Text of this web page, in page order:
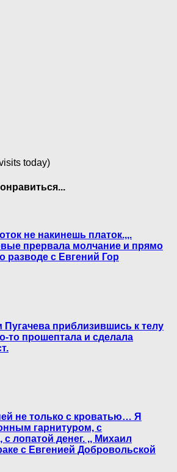
today)
не накинешь платок.,,.
прервала молчание и прямо
разводе с Евгений Гор
Пугачева приблизившись к телу
то прошептала и сделала
не только с кроватью… Я
гарнитуром, с
лопатой денег. ,, Михаил
с Евгенией Добровольской